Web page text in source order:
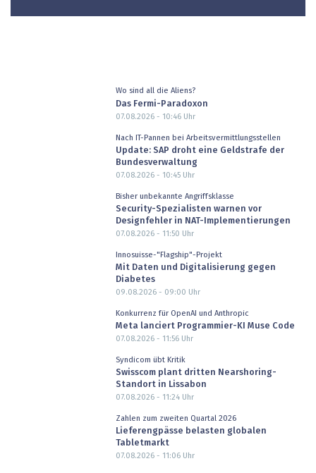
Wo sind all die Aliens?
Das Fermi-Paradoxon
07.08.2026 - 10:46Uhr
Nach IT-Pannen bei Arbeitsvermittlungsstellen
Update: SAP droht eine Geldstrafe der
Bundesverwaltung
07.08.2026 - 10:45Uhr
Bisher unbekannte Angriffsklasse
Security-Spezialisten warnen vor
Designfehler in NAT-Implementierungen
07.08.2026 - 11:50 Uhr
Innosuisse-"Flagship"-Projekt
Mit Daten und Digitalisierung gegen
Diabetes
09.08.2026 - 09:00 Uhr
Konkurrenz für OpenAI und Anthropic
Meta lanciert Programmier-KI Muse Code
07.08.2026 - 11:56Uhr
Syndicom übt Kritik
Swisscom plant dritten Nearshoring-
Standort in Lissabon
07.08.2026 - 11:24Uhr
Zahlen zum zweiten Quartal 2026
Lieferengpässe belasten globalen
Tabletmarkt
07.08.2026 - 11:06Uhr